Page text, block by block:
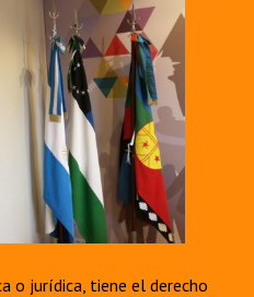
o jurídica, tiene el derecho